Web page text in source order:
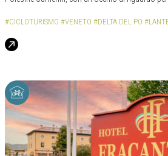
#CICLOTURISMO #VENETO #DELTA DEL PO